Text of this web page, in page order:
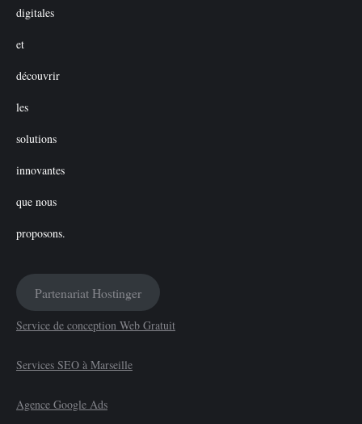
Partenariat Hostinger
Service de conception Web Gratuit
Services SEO à Marseille
Agence Google Ads